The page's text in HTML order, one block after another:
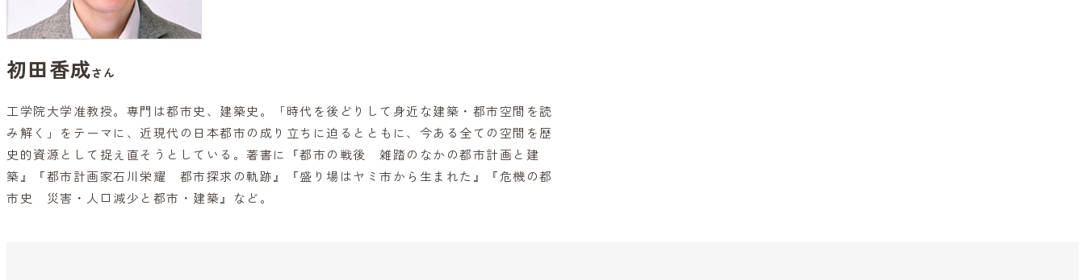
初田香成さん
工学院大学准教授。専門は都市史、建築史。「時代を後どりして身近な建築・都市空間を読
み解く」をテーマに、近現代の日本都市の成り立ちに迫るとともに、今ある全ての空間を歴
史的資源として捉え直そうとしている。著書に『都市の戦後 雑踏のなかの都市計画と建
築』『都市計画家石川栄耀 都市探求の軌跡』『盛り場はヤミ市から生まれた』『危機の都
市史 災害・人口減少と都市・建築』など。